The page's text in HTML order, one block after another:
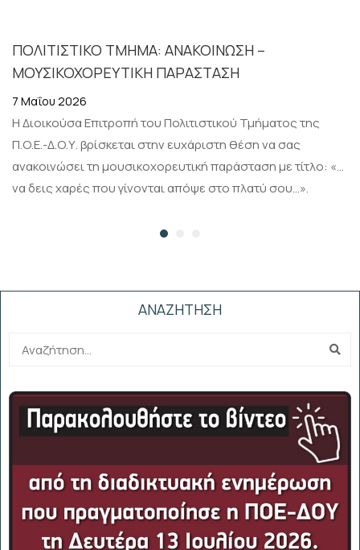
ΚΤΗΜΑΤΙΚΕΣ
ΕΛΕΓΚΤΙΚΕΣ
ΠΑΡΟΧΕΣ»
ΠΟΛΙΤΙΣΤΙΚΟ ΤΜΗΜΑ: ΑΝΑΚΟΙΝΩΣΗ –
ΜΟΥΣΙΚΟΧΟΡΕΥΤΙΚΗ ΠΑΡΑΣΤΑΣΗ
7 Μαΐου 2026
Η Διοικούσα Επιτροπή του Πολιτιστικού Τμήματος της
Π.Ο.Ε.-Δ.Ο.Υ. βρίσκεται στην ευχάριστη θέση να σας
ανακοινώσει τη μουσικοχορευτική παράσταση με τίτλο: «…
να δεις χαρές που γίνονται απόψε στο πλατύ σου…».
ΑΝΑΖΗΤΗΣΗ